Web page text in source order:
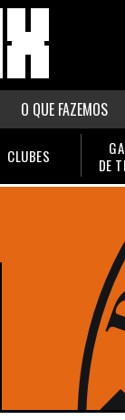
O QUE FAZEMOS
CLUBES
DE